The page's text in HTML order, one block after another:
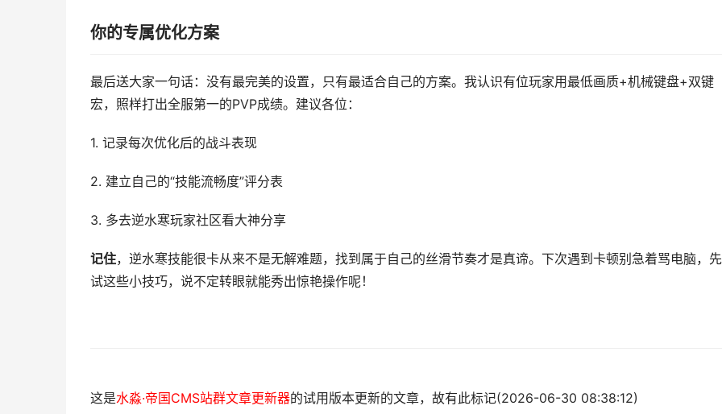
你的专属优化方案
最后送大家一句话：没有最完美的设置，只有最适合自己的方案。我认识有位玩家用最低画质+机械键盘+双键
宏，照样打出全服第一的PVP成绩。建议各位：
1. 记录每次优化后的战斗表现
2. 建立自己的“技能流畅度”评分表
3. 多去逆水寒玩家社区看大神分享
记住，逆水寒技能很卡从来不是无解难题，找到属于自己的丝滑节奏才是真谛。下次遇到卡顿别急着骂电脑，
试这些小技巧，说不定转眼就能秀出惊艳操作呢！
这是水淼·帝国CMS站群文章更新器的试用版本更新的文章，故有此标记(2026-06-30 08:38:12)